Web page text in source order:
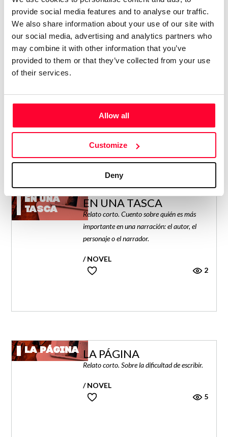
provide social media features and to analyse our traffic.
We also share information about your use of our site with
our social media, advertising and analytics partners who
may combine it with other information that you’ve
provided to them or that they’ve collected from your use
of their services.
Allow all
Customize
Deny
EXTREMO
DURO
EXTREMO DURO
Relato corto. Relato metaficcional de una
/ NOVEL
EN UNA
TASCA
EN UNA TASCA
Relato corto. Cuento sobre quién es más
importante en una narración: el autor, el
personaje o el narrador.
/ NOVEL
2
LA PÁGINA LA PÁGINA
Relato corto. Sobre la dificultad de escribir.
/ NOVEL
5